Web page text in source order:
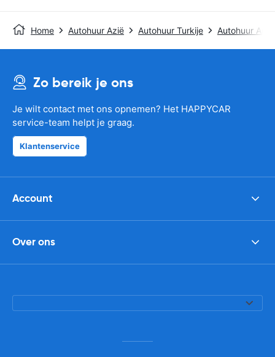
Home Autohuur Azië Autohuur Turkije Autohuur
Zo bereik je ons
Je wilt contact met ons opnemen? Het HAPPYCAR
service-team helpt je graag.
Klantenservice
Account
Over ons